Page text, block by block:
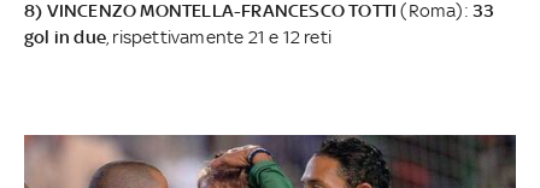
8) VINCENZO MONTELLA-FRANCESCO TOTTI(Roma):33
gol in due , rispettivamente 21 e 12 reti